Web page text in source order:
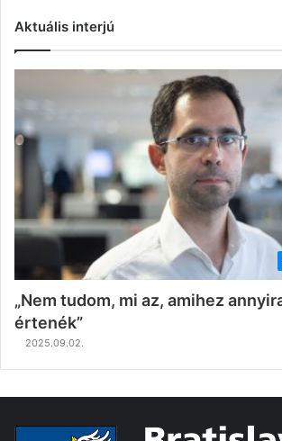
Aktuális interjú
„Nem tudom, mi az, amihez
értenék”
2025.09.02.